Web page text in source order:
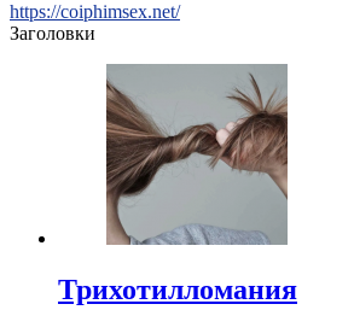
https://coiphimsex.net/
Заголовки
Трихотилломания